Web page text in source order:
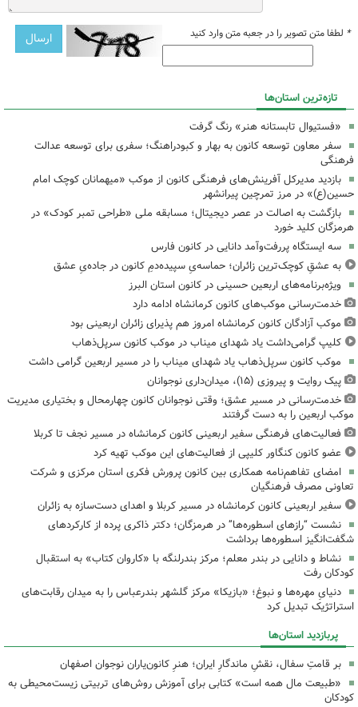
* لطفا متن تصویر را در جعبه متن وارد کنید
تازه‌ترین استان‌ها
«فستیوال تابستانه هنر» رنگ گرفت
سفر معاون توسعه کانون به بهار و کبودراهنگ؛ سفری برای توسعه عدالت
فرهنگی
بازدید مدیرکل آفرینش‌های فرهنگی کانون از موکب «میهمانان کوچک امام
حسین(ع)» در مرز تمرچین پیرانشهر
بازگشت به اصالت در عصر دیجیتال؛ مسابقه ملی «طراحی تمبر کودک» در
هرمزگان کلید خورد
سه ایستگاه پررفت‌وآمد دانایی در کانون فارس
به عشقِ کوچک‌ترین زائران؛ حماسه‌یِ سپیده‌دمِ کانون در جاده‌یِ عشق
ویژه‌برنامه‌های اربعین حسینی در کانون استان البرز
خدمت‌رسانی موکب‌های کانون کرمانشاه ادامه دارد
موکب آزادگان کانون کرمانشاه امروز هم پذیرای زائران اربعینی بود
کلیپ گرامی‌داشت یاد شهدای میناب در موکب کانون سرپل‌ذهاب
موکب کانون سرپل‌ذهاب یاد شهدای میناب را در مسیر اربعین گرامی داشت
پیک روایت و پیروزی (۱۵)، میدان‌داری نوجوانان
خدمت‌رسانی در مسیر عشق؛ وقتی نوجوانان کانون چهارمحال و بختیاری مدیریت
موکب اربعین را به دست گرفتند
فعالیت‌های فرهنگی سفیر اربعینی کانون کرمانشاه در مسیر نجف تا کربلا
عضو کانون کنگاور کلیپی از فعالیت‌های این موکب تهیه کرد
امضای تفاهم‌نامه همکاری بین کانون پرورش فکری استان مرکزی و شرکت
تعاونی مصرف فرهنگیان
سفیر اربعینی کانون کرمانشاه در مسیر کربلا و اهدای دست‌سازه به زائران
نشست “رازهای اسطوره‌ها” در هرمزگان؛ دکتر ذاکری پرده از کارکردهای
شگفت‌انگیز اسطوره‌ها برداشت
نشاط و دانایی در بندر معلم؛ مرکز بندرلنگه با «کاروان کتاب» به استقبال
کودکان رفت
دنیایِ مهره‌ها و نبوغ؛ «بازیکا» مرکز گلشهر بندرعباس را به میدان رقابت‌های
استراتژیک تبدیل کرد
پربازدید استان‌ها
بر قامتِ سفال، نقشِ ماندگارِ ایران؛ هنرِ کانون‌یاران نوجوان اصفهان
«طبیعت مال همه است» کتابی برای آموزش روش‌های تربیتی زیست‌محیطی به
کودکان